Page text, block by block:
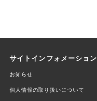
サイトインフォメーション
お知らせ
個人情報の取り扱いについて